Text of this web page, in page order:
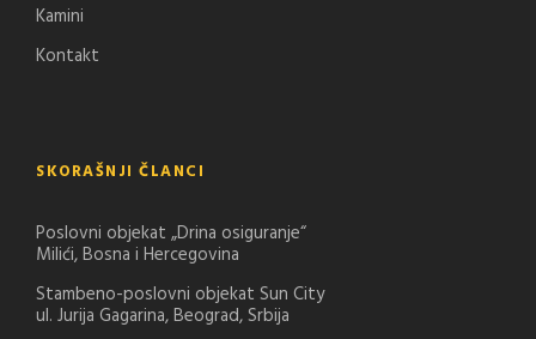
Kamini
Kontakt
SKORAŠNJI ČLANCI
Poslovni objekat „Drina osiguranje“
Milići, Bosna i Hercegovina
Stambeno-poslovni objekat Sun City
ul. Jurija Gagarina, Beograd, Srbija